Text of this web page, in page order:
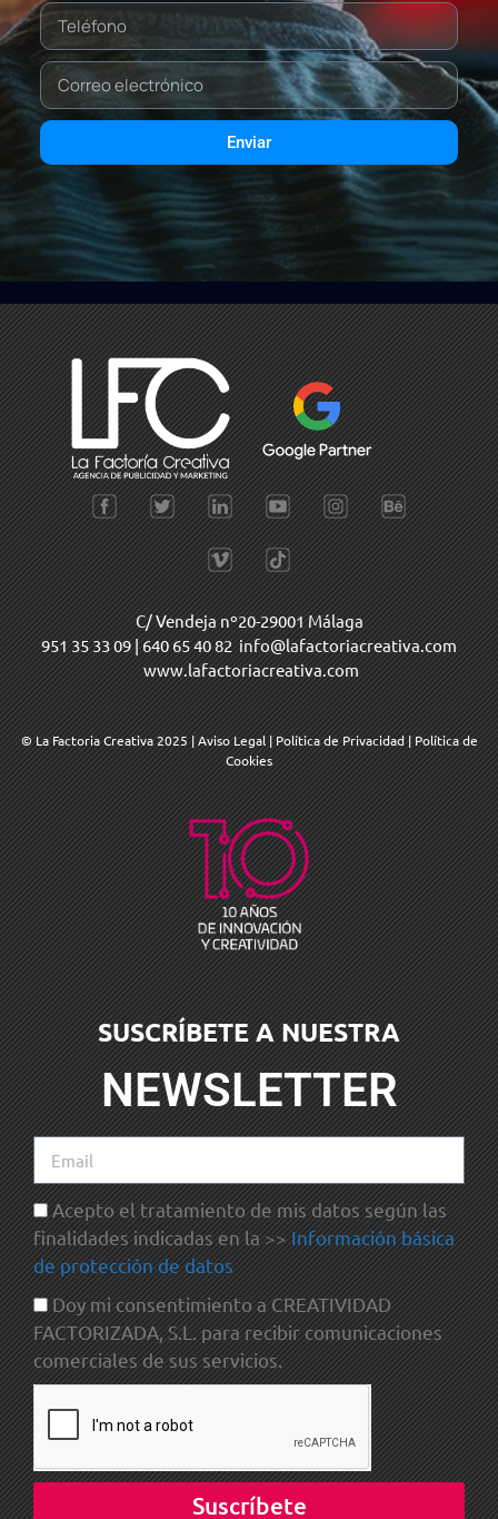
Enviar
C/ Vendeja nº20-29001 Málaga
951 35 33 09 | 640 65 40 82 info@lafactoriacreativa.com
www.lafactoriacreativa.com
© La Factoria Creativa 2025 |Aviso Legal | Política de Privacidad | Política de
Cookies
SUSCRÍBETE A NUESTRA
NEWSLETTER
Acepto el tratamiento de mis datos según las
finalidades indicadas en la >> Información básica
de protección de datos
Doy mi consentimiento a CREATIVIDAD
FACTORIZADA, S.L. para recibir comunicaciones
comerciales de sus servicios.
Suscríbete